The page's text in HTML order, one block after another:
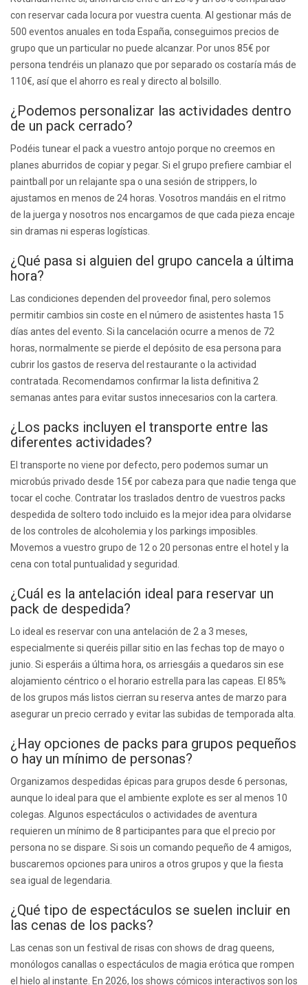
con reservar cada locura por vuestra cuenta. Al gestionar más de
500 eventos anuales en toda España, conseguimos precios de
grupo que un particular no puede alcanzar. Por unos 85€ por
persona tendréis un planazo que por separado os costaría más de
110€, así que el ahorro es real y directo al bolsillo.
¿Podemos personalizar las actividades dentro
de un pack cerrado?
Podéis tunear el pack a vuestro antojo porque no creemos en
planes aburridos de copiar y pegar. Si el grupo prefiere cambiar el
paintball por un relajante spa o una sesión de strippers, lo
ajustamos en menos de 24 horas. Vosotros mandáis en el ritmo
de la juerga y nosotros nos encargamos de que cada pieza encaje
sin dramas ni esperas logísticas.
¿Qué pasa si alguien del grupo cancela a última
hora?
Las condiciones dependen del proveedor final, pero solemos
permitir cambios sin coste en el número de asistentes hasta 15
días antes del evento. Si la cancelación ocurre a menos de 72
horas, normalmente se pierde el depósito de esa persona para
cubrir los gastos de reserva del restaurante o la actividad
contratada. Recomendamos confirmar la lista definitiva 2
semanas antes para evitar sustos innecesarios con la cartera.
¿Los packs incluyen el transporte entre las
diferentes actividades?
El transporte no viene por defecto, pero podemos sumar un
microbús privado desde 15€ por cabeza para que nadie tenga que
tocar el coche. Contratar los traslados dentro de vuestros packs
despedida de soltero todo incluido es la mejor idea para olvidarse
de los controles de alcoholemia y los parkings imposibles.
Movemos a vuestro grupo de 12 o 20 personas entre el hotel y la
cena con total puntualidad y seguridad.
¿Cuál es la antelación ideal para reservar un
pack de despedida?
Lo ideal es reservar con una antelación de 2 a 3 meses,
especialmente si queréis pillar sitio en las fechas top de mayo o
junio. Si esperáis a última hora, os arriesgáis a quedaros sin ese
alojamiento céntrico o el horario estrella para las capeas. El 85%
de los grupos más listos cierran su reserva antes de marzo para
asegurar un precio cerrado y evitar las subidas de temporada alta.
¿Hay opciones de packs para grupos pequeños
o hay un mínimo de personas?
Organizamos despedidas épicas para grupos desde 6 personas,
aunque lo ideal para que el ambiente explote es ser al menos 10
colegas. Algunos espectáculos o actividades de aventura
requieren un mínimo de 8 participantes para que el precio por
persona no se dispare. Si sois un comando pequeño de 4 amigos,
buscaremos opciones para uniros a otros grupos y que la fiesta
sea igual de legendaria.
¿Qué tipo de espectáculos se suelen incluir en
las cenas de los packs?
Las cenas son un festival de risas con shows de drag queens,
monólogos canallas o espectáculos de magia erótica que rompen
el hielo al instante. En 2026, los shows cómicos interactivos son los